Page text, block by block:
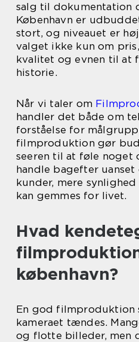
salg til dokumentation
København er
stort, og niveauet er
valget ikke kun om
kvalitet og evnen til at
historie.
Når vi taler om
handler det både om
forståelse for
filmproduktion gør
seeren til at føle noget
handle bagefter
kunder, mere
kan gemmes for livet.
Hvad
københavn?
En god filmproduktion
kameraet tændes.
og flotte billeder, men